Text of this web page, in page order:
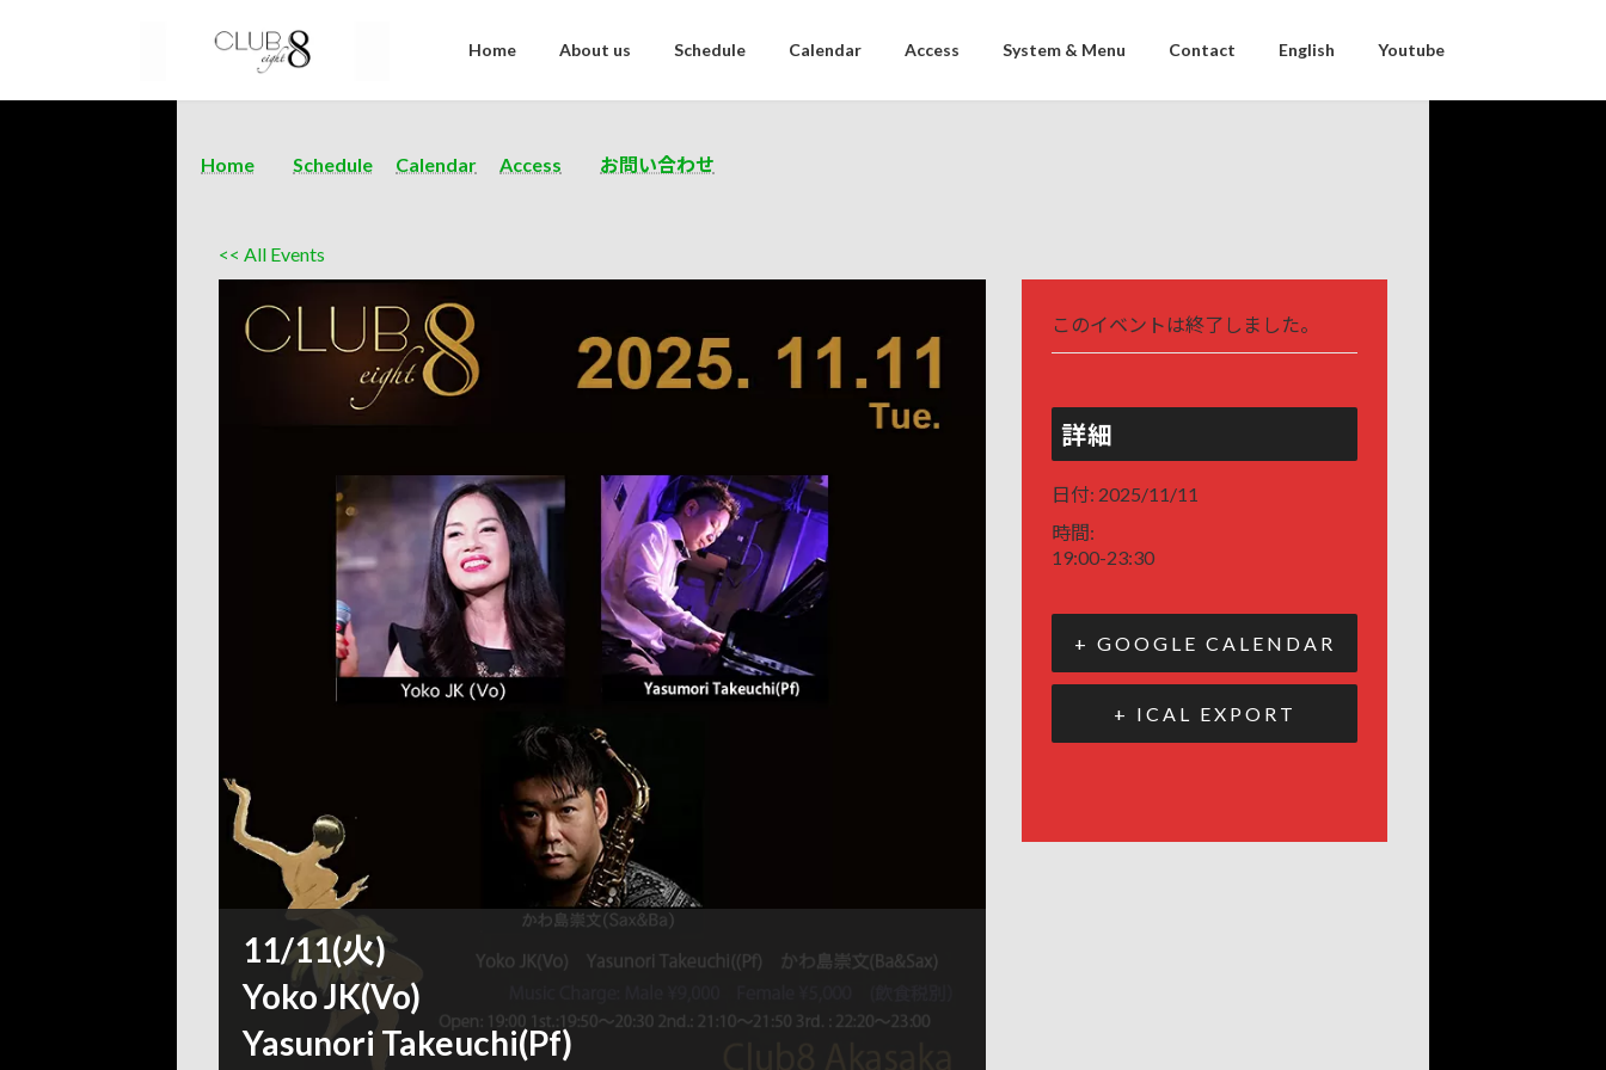
Home About us Schedule Calendar Access System & Menu Contact English Youtube
Home Schedule Calendar Access お問い合わせ
<< All Events
11/11(火)
Yoko JK(Vo)
Yasunori Takeuchi(Pf)
このイベントは終了しました。
詳細
日付: 2025/11/11
時間:
19:00-23:30
+ GOOGLE CALENDAR
+ ICAL EXPORT